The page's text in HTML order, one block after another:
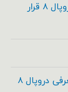
۱۰ ویژگی جدید که در هسته دروپال ۸ قرار
اسلاید معرفی دروپال ۸ و فیلم معرفی دروپال ۸